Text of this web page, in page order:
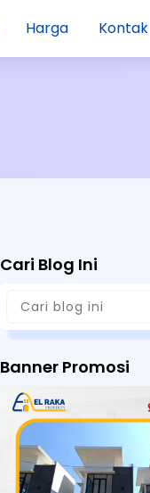
Harga Kontak
Cari Blog Ini
Banner Promosi